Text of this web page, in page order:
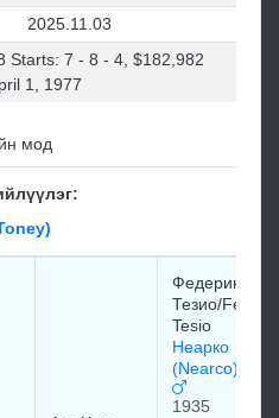
2025.11.03
Starts: 7 - 8 - 4, $182,982
1, 1977
мод
Федерико
Тезио/
Tesio
Неарко
(Nearco)
1935